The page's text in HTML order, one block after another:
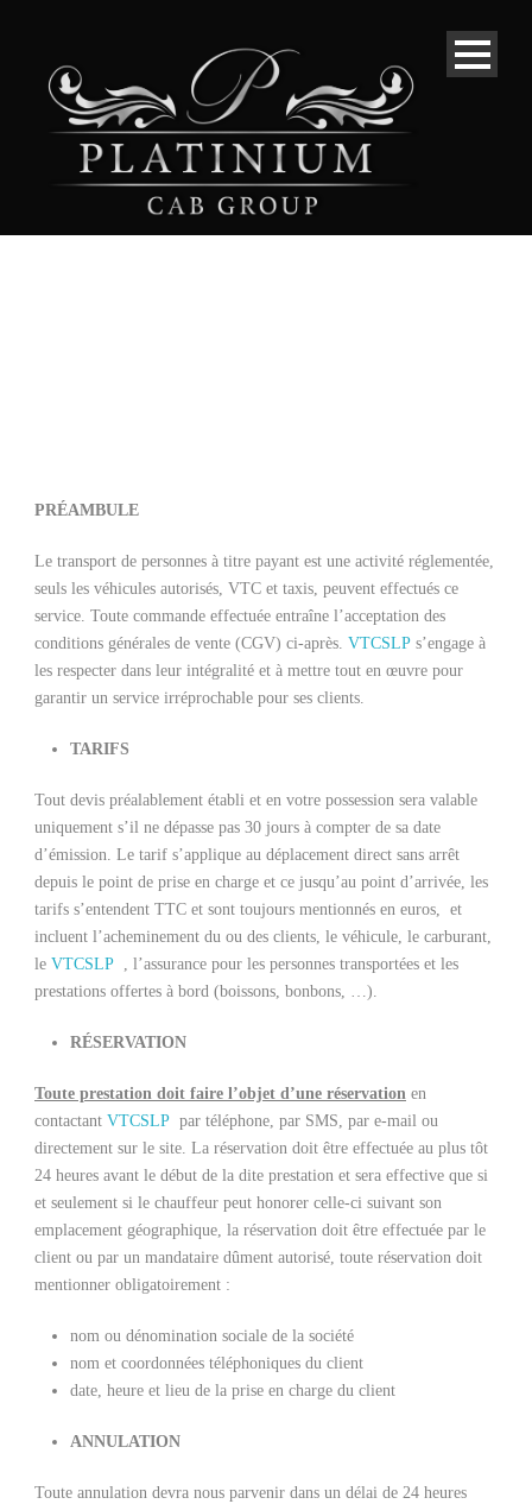
PRÉAMBULE
Le transport de personnes à titre payant est une activité réglementée,
seuls les véhicules autorisés, VTC et taxis, peuvent effectués ce
service. Toute commande effectuée entraîne l’acceptation des
conditions générales de vente (CGV) ci-après. VTCSLP s’engage à
les respecter dans leur intégralité et à mettre tout en œuvre pour
garantir un service irréprochable pour ses clients.
TARIFS
Tout devis préalablement établi et en votre possession sera valable
uniquement s’il ne dépasse pas 30 jours à compter de sa date
d’émission. Le tarif s’applique au déplacement direct sans arrêt
depuis le point de prise en charge et ce jusqu’au point d’arrivée, les
tarifs s’entendent TTC et sont toujours mentionnés en euros, et
incluent l’acheminement du ou des clients, le véhicule, le carburant,
le VTCSLP , l’assurance pour les personnes transportées et les
prestations offertes à bord (boissons, bonbons, …).
RÉSERVATION
Toute prestation doit faire l’objet d’une réservation en
contactant VTCSLP par téléphone, par SMS, par e-mail ou
directement sur le site. La réservation doit être effectuée au plus tôt
24 heures avant le début de la dite prestation et sera effective que si
et seulement si le chauffeur peut honorer celle-ci suivant son
emplacement géographique, la réservation doit être effectuée par le
client ou par un mandataire dûment autorisé, toute réservation doit
mentionner obligatoirement :
nom ou dénomination sociale de la société
nom et coordonnées téléphoniques du client
date, heure et lieu de la prise en charge du client
ANNULATION
Toute annulation devra nous parvenir dans un délai de 24 heures